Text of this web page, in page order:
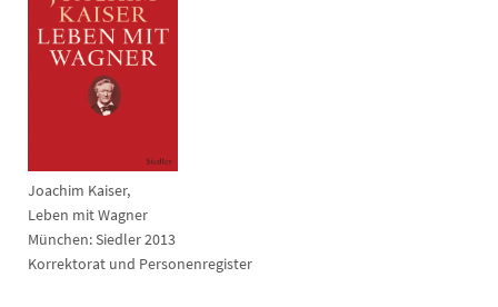
Joachim Kaiser,
Leben mit Wagner
München: Siedler 2013
Korrektorat und Personenregister